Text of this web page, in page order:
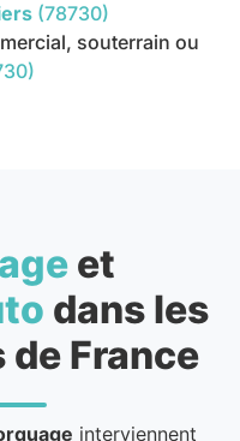
(78730)
souterrain ou
et
dans les
France
interviennent